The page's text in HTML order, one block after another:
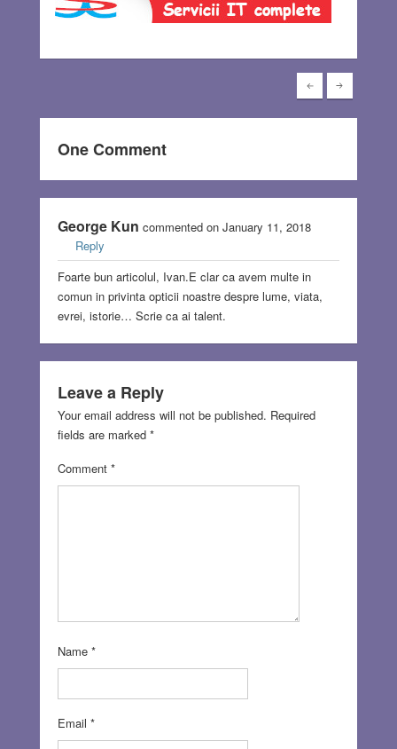
One Comment
George Kun commented on January 11, 2018
Reply
Foarte bun articolul, Ivan.E clar ca avem multe in
comun in privinta opticii noastre despre lume, viata,
evrei, istorie… Scrie ca ai talent.
Leave a Reply
Your email address will not be published. Required
fields are marked *
Comment *
Name *
Email *